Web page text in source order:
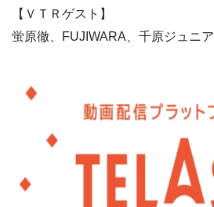
【ＶＴＲゲスト】
蛍原徹、FUJIWARA、千原ジュニア